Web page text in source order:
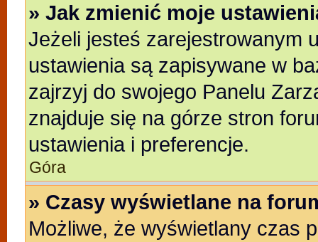
» Jak zmienić moje
Jeżeli jesteś zarejestrowanym
ustawienia są zapisywane w
zajrzyj do swojego Panelu
znajduje się na górze stron
ustawienia i preferencje.
Góra
» Czasy wyświetlane na
Możliwe, że wyświetlany czas